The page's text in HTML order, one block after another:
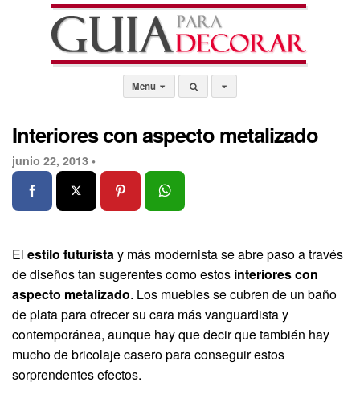
Menu
Interiores con aspecto metalizado
junio 22, 2013 •
El estilo futuristay más modernista se abre paso a través
de diseños tan sugerentes como estos interiores con
aspecto metalizado. Los muebles se cubren de un baño
de plata para ofrecer su cara más vanguardista y
contemporánea, aunque hay que decir que también hay
mucho de bricolaje casero para conseguir estos
sorprendentes efectos.